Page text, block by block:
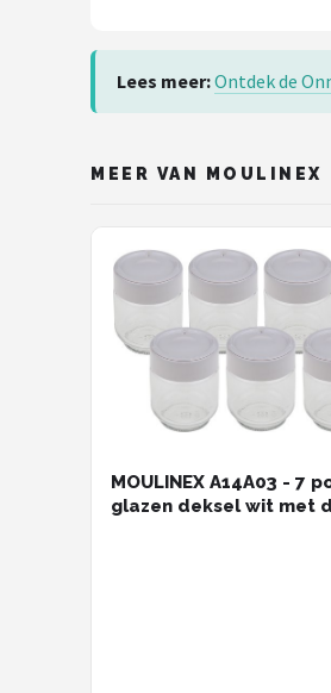
Lees meer:Ontdek de
MEER VAN MOULINEX
MOULINEX A14A03 - 7
glazen deksel wit met